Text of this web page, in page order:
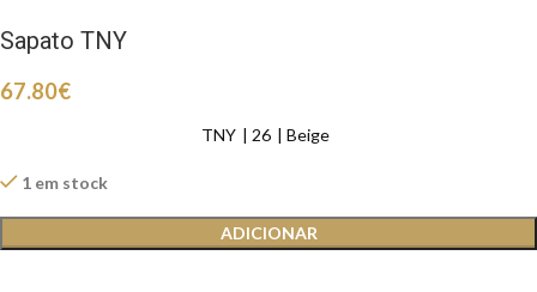
Sapato TNY
67.80€
TNY 26 Beige
1 em stock
ADICIONAR